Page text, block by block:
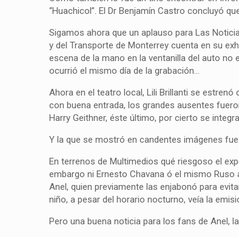
“Huachicol”. El Dr Benjamín Castro concluyó
Sigamos ahora que un aplauso para Las
y del Transporte de Monterrey cuenta en su
escena de la mano en la ventanilla del auto no
ocurrió el mismo día de la grabación…
Ahora en el teatro local, Lili Brillanti se estrenó
con buena entrada, los grandes ausentes
Harry Geithner, éste último, por cierto se
Y la que se mostró en candentes imágenes
En terrenos de Multimedios qué riesgoso el
embargo ni Ernesto Chavana ó el mismo
Anel, quien previamente las enjabonó para
niño, a pesar del horario nocturno, veía la
Pero una buena noticia para los fans de Anel,